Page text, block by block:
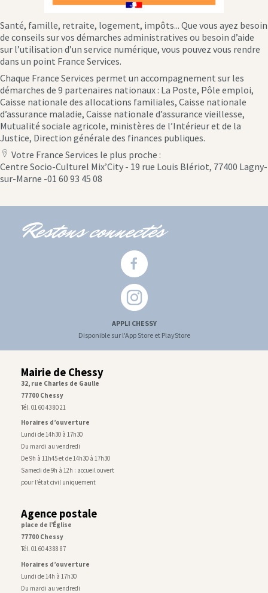
Santé, famille, retraite, logement, impôts... Que vous ayez besoin
de conseils sur vos démarches administratives ou besoin d’aide
sur l’utilisation d’un service numérique, vous pouvez vous rendre
dans un point France Services.
Chaque France Services permet un accompagnement sur les
démarches de 9 partenaires nationaux : La Poste, Pôle emploi,
Caisse nationale des allocations familiales, Caisse nationale
d’assurance maladie, Caisse nationale d’assurance vieillesse,
Mutualité sociale agricole, ministères de l’Intérieur et de la
Justice, Direction générale des finances publiques.
location
icon
Votre France Services le plus proche :
Centre Socio-Culturel Mix’City - 19 rue Louis Blériot, 77400 Lagny-
sur-Marne -01 60 93 45 08
Restons connectés
APPLI CHESSY
Disponible sur l'App Store et PlayStore
Mairie de Chessy
32, rue Charles de Gaulle
77700 Chessy
Tél. 01 60 43 80 21
Horaires d’ouverture
Lundi de 14h30 à 17h30
Du mardi au vendredi
De 9h à 11h45 et de 14h30 à 17h30
Samedi de 9h à 12h : accueil ouvert
pour l’état civil uniquement
Agence postale
place de l’Église
77700 Chessy
Tél. 01 60 43 88 87
Horaires d’ouverture
Lundi de 14h à 17h30
Du mardi au vendredi